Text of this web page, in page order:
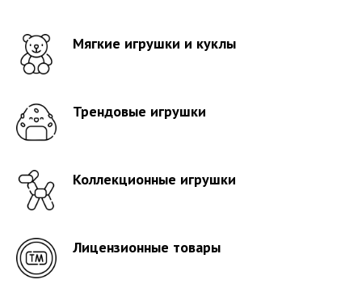
Мягкие игрушки и куклы
Трендовые игрушки
Коллекционные игрушки
Лицензионные товары